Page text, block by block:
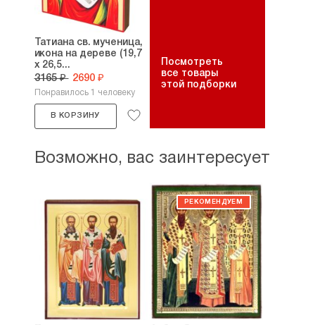
Татиана св. мученица,
икона на дереве (19,7
х 26,5...
3165 ₽ 2690 ₽
Понравилось 1 человеку
В КОРЗИНУ
Посмотреть
все товары
этой подборки
Возможно, вас заинтересует